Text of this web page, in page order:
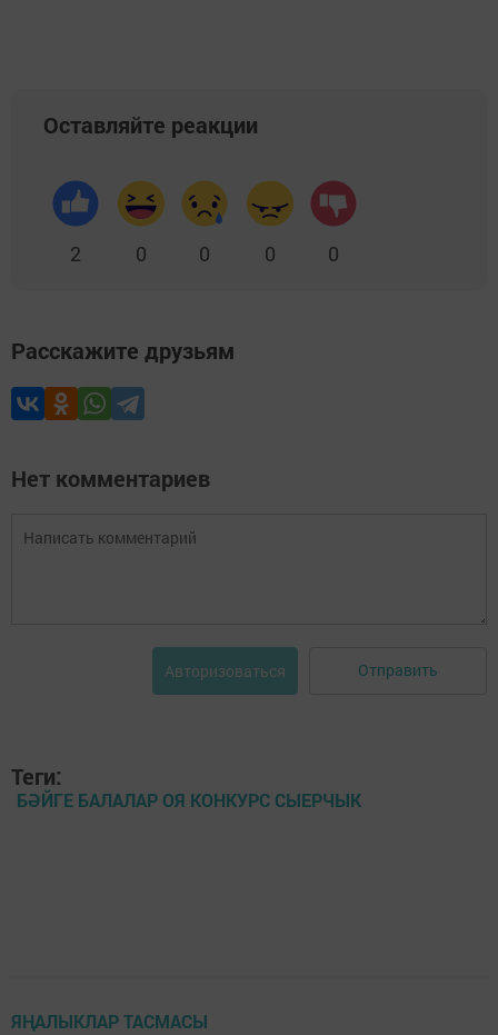
Оставляйте реакции
2 0 0 0 0
Расскажите друзьям
Нет комментариев
Авторизоваться Отправить
Теги:
БӘЙГЕ БАЛАЛАР ОЯ КОНКУРС СЫЕРЧЫК
ЯҢАЛЫКЛАР ТАСМАСЫ